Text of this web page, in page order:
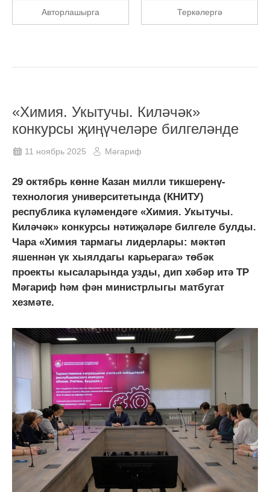
Авторлашырга Теркәлергә
«Химия. Укытучы. Киләчәк»
конкурсы җиңүчеләре билгеләнде
11 ноябрь 2025 Мәгариф
29 октябрь көнне Казан милли тикшеренү-
технология университетында (КНИТУ)
республика күләмендәге «Химия. Укытучы.
Киләчәк» конкурсы нәтиҗәләре билгеле булды.
Чара «Химия тармагы лидерлары: мәктәп
яшеннән үк хыялдагы карьерага» төбәк
проекты кысаларында узды, дип хәбәр итә ТР
Мәгариф һәм фән министрлыгы матбугат
хезмәте.